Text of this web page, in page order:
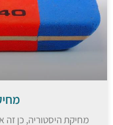
מחיקת היסטוריה, כן זה